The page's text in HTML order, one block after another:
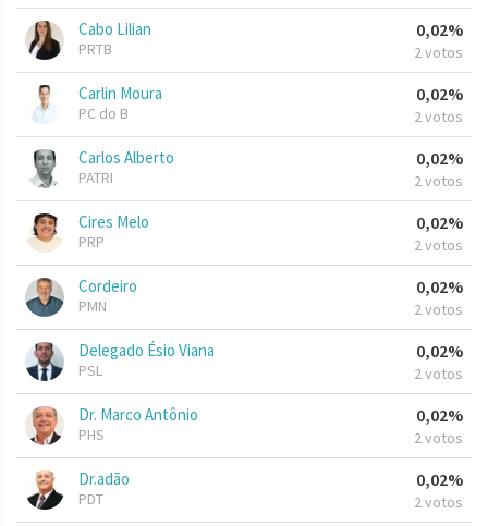
Cabo Lilian
PRTB
0,02%
2 votos
Carlin Moura
PC do B
0,02%
2 votos
Carlos Alberto
PATRI
0,02%
2 votos
Cires Melo
PRP
0,02%
2 votos
Cordeiro
PMN
0,02%
2 votos
Delegado Ésio Viana
PSL
0,02%
2 votos
Dr. Marco Antônio
PHS
0,02%
2 votos
Dr.adão
PDT
0,02%
2 votos